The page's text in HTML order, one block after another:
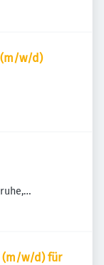
(m/w/d)
(m/w/d) für